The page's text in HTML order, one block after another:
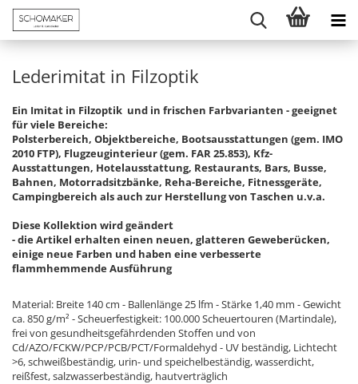
Lederimitat in Filzoptik
Ein Imitat in Filzoptik und in frischen Farbvarianten - geeignet
für viele Bereiche:
Polsterbereich, Objektbereiche, Bootsausstattungen (gem. IMO
2010 FTP), Flugzeuginterieur (gem. FAR 25.853), Kfz-
Ausstattungen, Hotelausstattung, Restaurants, Bars, Busse,
Bahnen, Motorradsitzbänke, Reha-Bereiche, Fitnessgeräte,
Campingbereich als auch zur Herstellung von Taschen u.v.a.
Diese Kollektion wird geändert
- die Artikel erhalten einen neuen, glatteren Geweberücken,
einige neue Farben und haben eine verbesserte
flammhemmende Ausführung
Material: Breite 140 cm - Ballenlänge 25 lfm - Stärke 1,40 mm - Gewicht
ca. 850 g/m² - Scheuerfestigkeit: 100.000 Scheuertouren (Martindale),
frei von gesundheitsgefährdenden Stoffen und von
Cd/AZO/FCKW/PCP/PCB/PCT/Formaldehyd - UV beständig, Lichtecht
>6, schweißbeständig, urin- und speichelbeständig, wasserdicht,
reißfest, salzwasserbeständig, hautverträglich